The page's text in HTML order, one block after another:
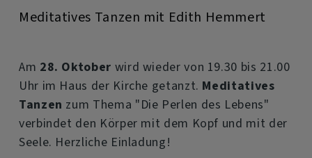
Meditatives Tanzen mit Edith Hemmert
Am 28. Oktober wird wieder von 19.30 bis 21.00
Uhr im Haus der Kirche getanzt. Meditatives
Tanzen zum Thema "Die Perlen des Lebens"
verbindet den Körper mit dem Kopf und mit der
Seele. Herzliche Einladung!